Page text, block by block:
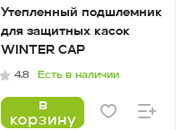
Утепленный подшлемник
для защитных касок
WINTER CAP
4.8 Есть в наличии
в
корзину